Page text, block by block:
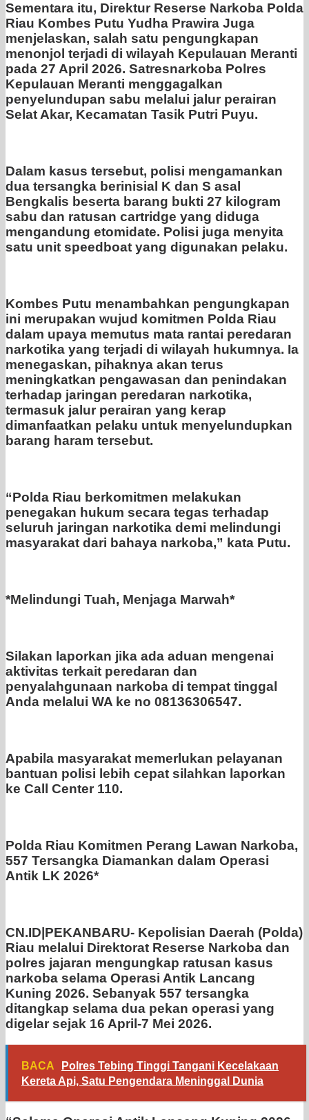
Sementara itu, Direktur Reserse Narkoba Polda
Riau Kombes Putu Yudha Prawira Juga
menjelaskan, salah satu pengungkapan
menonjol terjadi di wilayah Kepulauan Meranti
pada 27 April 2026. Satresnarkoba Polres
Kepulauan Meranti menggagalkan
penyelundupan sabu melalui jalur perairan
Selat Akar, Kecamatan Tasik Putri Puyu.
Dalam kasus tersebut, polisi mengamankan
dua tersangka berinisial K dan S asal
Bengkalis beserta barang bukti 27 kilogram
sabu dan ratusan cartridge yang diduga
mengandung etomidate. Polisi juga menyita
satu unit speedboat yang digunakan pelaku.
Kombes Putu menambahkan pengungkapan
ini merupakan wujud komitmen Polda Riau
dalam upaya memutus mata rantai peredaran
narkotika yang terjadi di wilayah hukumnya. Ia
menegaskan, pihaknya akan terus
meningkatkan pengawasan dan penindakan
terhadap jaringan peredaran narkotika,
termasuk jalur perairan yang kerap
dimanfaatkan pelaku untuk menyelundupkan
barang haram tersebut.
“Polda Riau berkomitmen melakukan
penegakan hukum secara tegas terhadap
seluruh jaringan narkotika demi melindungi
masyarakat dari bahaya narkoba,” kata Putu.
*Melindungi Tuah, Menjaga Marwah*
Silakan laporkan jika ada aduan mengenai
aktivitas terkait peredaran dan
penyalahgunaan narkoba di tempat tinggal
Anda melalui WA ke no 08136306547.
Apabila masyarakat memerlukan pelayanan
bantuan polisi lebih cepat silahkan laporkan
ke Call Center 110.
Polda Riau Komitmen Perang Lawan Narkoba,
557 Tersangka Diamankan dalam Operasi
Antik LK 2026*
CN.ID|PEKANBARU- Kepolisian Daerah (Polda)
Riau melalui Direktorat Reserse Narkoba dan
polres jajaran mengungkap ratusan kasus
narkoba selama Operasi Antik Lancang
Kuning 2026. Sebanyak 557 tersangka
ditangkap selama dua pekan operasi yang
digelar sejak 16 April-7 Mei 2026.
BACA
Polres Tebing Tinggi Tangani Kecelakaan
Kereta Api, Satu Pengendara Meninggal Dunia